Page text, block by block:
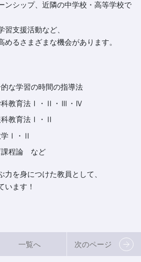
ンシップ、近隣の中学校・高等学校で
習支援活動など、
るさまざまな機会があります。
学習の時間の指導法
教育法Ⅰ・Ⅱ・Ⅲ・Ⅳ
教育法Ⅰ・Ⅱ
学Ⅰ・Ⅱ
程論 など
を身につけた教員として、
います！
一覧へ 次のページ